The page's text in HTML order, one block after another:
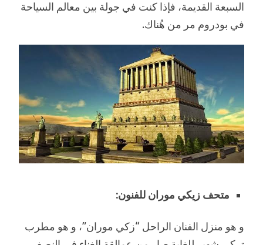
السبعة القديمة، فإذا كنت في جولة بين معالم السياحة
في بودروم مر من هُناك.
متحف زيكي موران للفنون:
و هو منزل الفنان الراحل “زكي موران”، و هو مطرب